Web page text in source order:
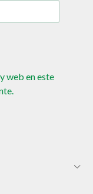
web en este